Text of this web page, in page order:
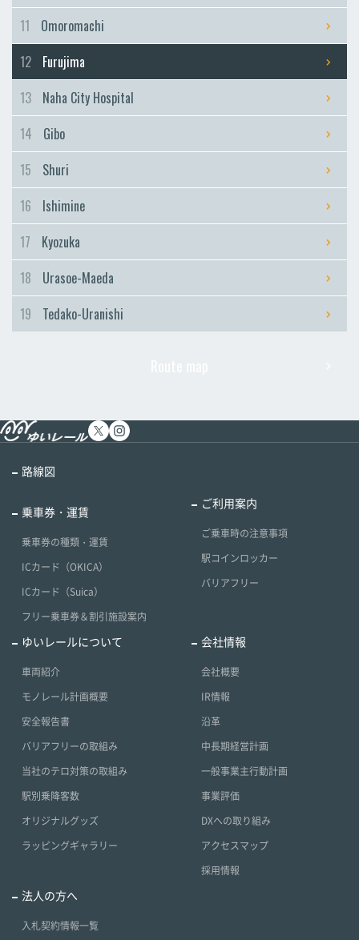
Ishimine
Tedako-Uranishi
Kyozuka
11
Omoromachi
12
Furujima
13
Naha City Hospital
14
Gibo
15
Shuri
16
Ishimine
17
Kyozuka
18
Urasoe-Maeda
19
Tedako-Uranishi
路線図
乗車券・運賃
乗車券の種類・運賃
ICカード（OKICA）
ICカード（Suica）
フリー乗車券＆割引施設案内
ご利用案内
ご乗車時の注意事項
駅コインロッカー
バリアフリー
ゆいレールについて
車両紹介
モノレール計画概要
安全報告書
バリアフリーの取組み
当社のテロ対策の取組み
駅別乗降客数
オリジナルグッズ
ラッピングギャラリー
会社情報
会社概要
IR情報
沿革
中長期経営計画
一般事業主行動計画
事業評価
DXへの取り組み
アクセスマップ
採用情報
法人の方へ
入札契約情報一覧